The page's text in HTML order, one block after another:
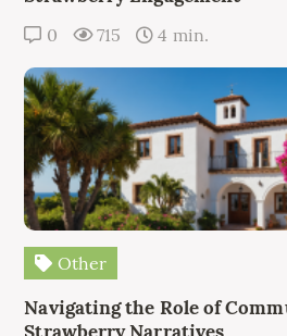
0 715 4 min.
Other
Navigating the Role of